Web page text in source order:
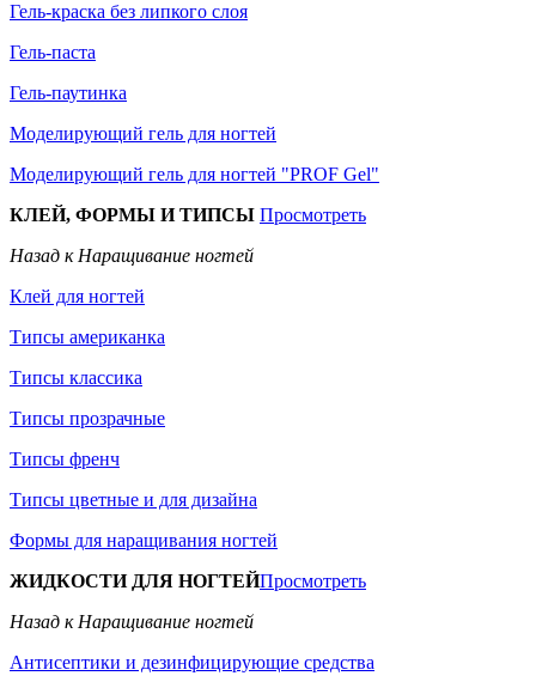
Гель-краска без липкого слоя
Гель-паста
Гель-паутинка
Моделирующий гель для ногтей
Моделирующий гель для ногтей "PROF Gel"
КЛЕЙ, ФОРМЫ И ТИПСЫ Просмотреть
Назад к Наращивание ногтей
Клей для ногтей
Типсы американка
Типсы классика
Типсы прозрачные
Типсы френч
Типсы цветные и для дизайна
Формы для наращивания ногтей
ЖИДКОСТИ ДЛЯ НОГТЕЙПросмотреть
Назад к Наращивание ногтей
Антисептики и дезинфицирующие средства